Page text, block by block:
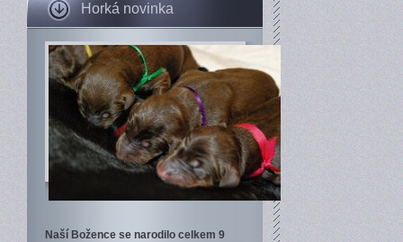
Horká novinka
Naší Božence se narodilo celkem 9